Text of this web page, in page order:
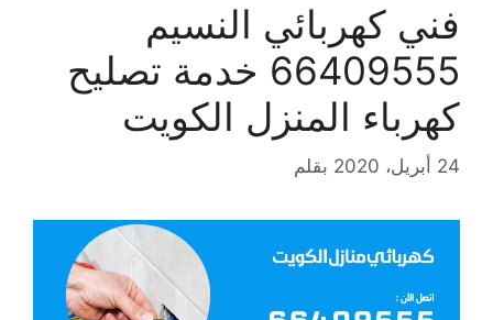
فني كهربائي النسيم
66409555 خدمة تصليح
كهرباء المنزل الكويت
24 أبريل، 2020 بقلم